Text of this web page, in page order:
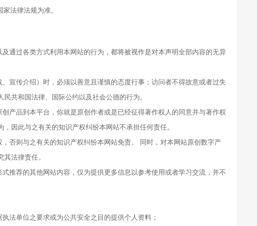
法律法规为准。
通过各类方式利用本网站的行为，都将被视作是对本声明全部内容的无异
宣传介绍）时，必须以善意且谨慎的态度行事；访问者不得故意或者过失
共和国法律、国际公约以及社会公德的行为。
产品到本平台，你就是原创作者或是已经征得著作权人的同意并与著作权
因此与之有关的知识产权纠纷本网站不承担任何责任。
否则与之有关的知识产权纠纷本网站免责。 同时，对本网站原创数字产
法律责任。
推荐的其他网站内容，仅为提供更多信息以参考使用或者学习交流，并不
法单位之要求或为公共安全之目的提供个人资料；